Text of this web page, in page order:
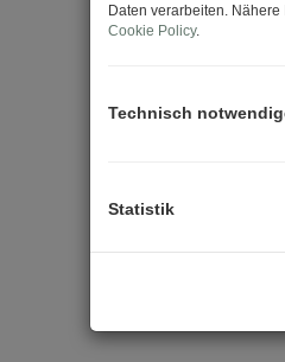
Daten verarbeiten.
Cookie Policy.
Technisch
Statistik